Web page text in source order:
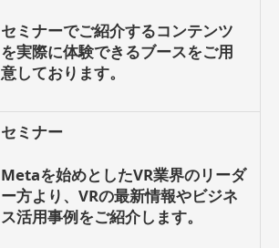
セミナーでご紹介するコンテンツ
を実際に体験できるブースをご用
意しております。
セミナー
Metaを始めとしたVR業界のリーダ
ー方より、VRの最新情報やビジネ
ス活用事例をご紹介します。